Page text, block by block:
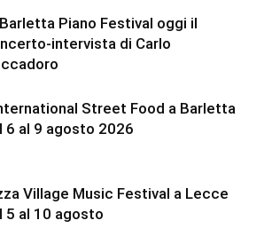
Piano Festival oggi il
intervista di Carlo
Street Food a Barletta
6 al 9 agosto 2026
Village Music Festival a Lecce
5 al 10 agosto